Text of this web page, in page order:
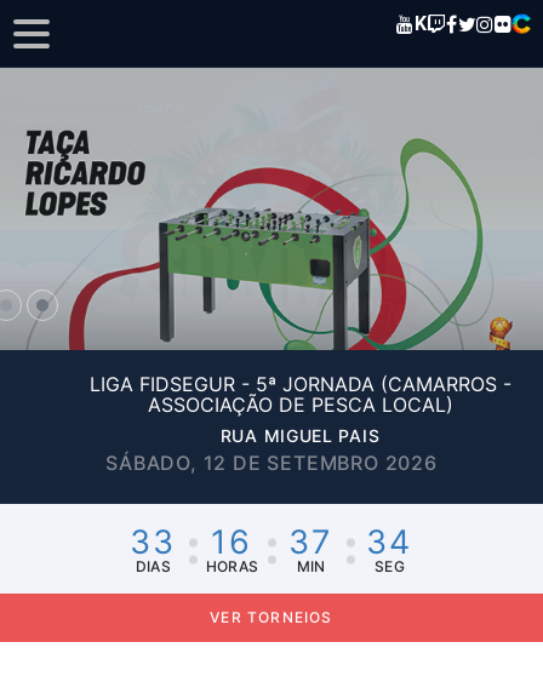
K
LIGA FIDSEGUR - 5ª JORNADA (CAMARROS -
ASSOCIAÇÃO DE PESCA LOCAL)
RUA MIGUEL PAIS
SÁBADO, 12 DE SETEMBRO 2026
33
DIAS
16
HORAS
37
MIN
34
SEG
VER TORNEIOS